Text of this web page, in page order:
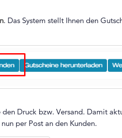
. Das System stellt Ihnen den
Druck bzw. Versand. Damit
per Post an den Kunden.